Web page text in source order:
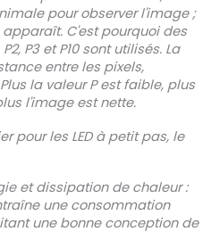
pour observer l'image ;
C'est pourquoi des
P3 et P10 sont utilisés. La
entre les pixels,
la valeur P est faible, plus
l'image est nette.
pour les LED à petit pas, le
et dissipation de chaleur :
une consommation
une bonne conception de